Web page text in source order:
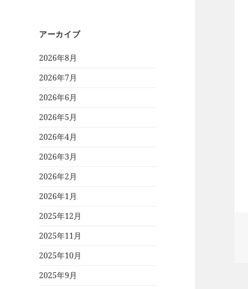
アーカイブ
2026年8月
2026年7月
2026年6月
2026年5月
2026年4月
2026年3月
2026年2月
2026年1月
2025年12月
2025年11月
2025年10月
2025年9月